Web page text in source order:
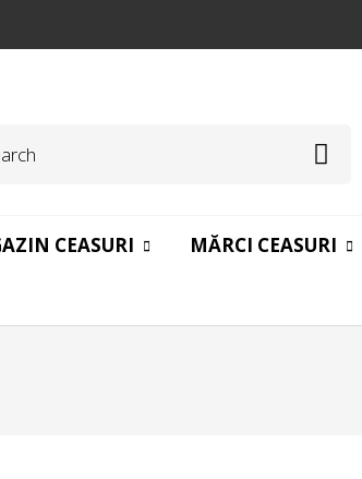
CEASURI MĂRCI CEASURI